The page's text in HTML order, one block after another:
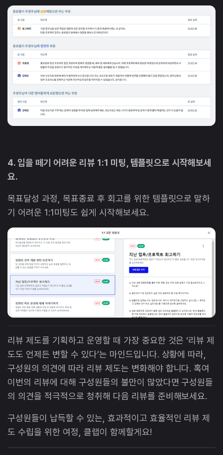
4. 입을 떼기 어려운 리뷰 1:1 미팅, 템플릿으로 시작해보세
요.
목표달성 과정, 목표종료 후 회고를 위한 템플릿으로 말하
기 어려운 1:1미팅도 쉽게 시작해보세요.
리뷰 제도를 기획하고 운영할 때 가장 중요한 것은 ‘리뷰 제
도도 언제든 변할 수 있다’는 마인드입니다. 상황에 따라,
구성원의 의견에 따라 리뷰 제도는 변화해야 합니다. 혹여
이번의 리뷰에 대해 구성원들의 불만이 많았다면 구성원들
의 의견을 적극적으로 청취해 다음 리뷰를 준비해보세요.
구성원들이 납득할 수 있는, 효과적이고 효율적인 리뷰 제
도 수립을 위한 여정, 클랩이 함께할게요!